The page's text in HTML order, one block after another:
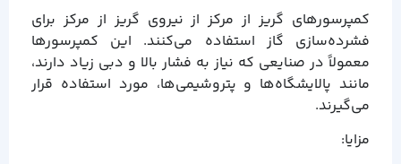
کمپرسورهای گریز از مرکز از نیروی گریز از مرکز برای
فشرده‌سازی گاز استفاده می‌کنند. این کمپرسورها
معمولاً در صنایعی که نیاز به فشار بالا و دبی زیاد دارند،
مانند پالایشگاه‌ها و پتروشیمی‌ها، مورد استفاده قرار
می‌گیرند.
مزایا: